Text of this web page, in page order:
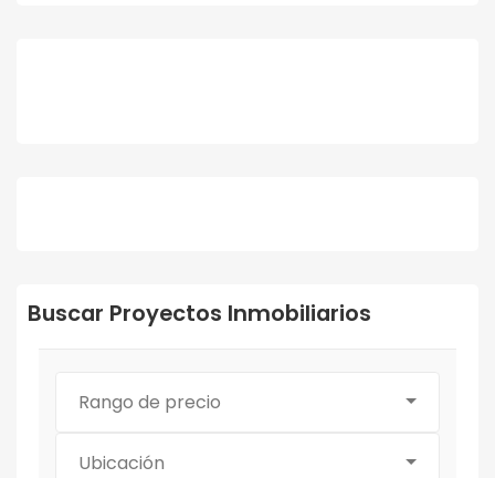
Buscar Proyectos Inmobiliarios
Rango de precio
Ubicación